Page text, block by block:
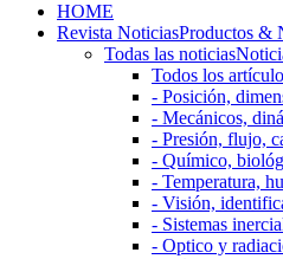
HOME
Revista NoticiasProductos &
Todas las noticias
Todos los
- Posición,
- Mecánicos,
- Presión, flujo,
- Químico,
- Temperatura,
- Visión,
- Sistemas
- Optico y